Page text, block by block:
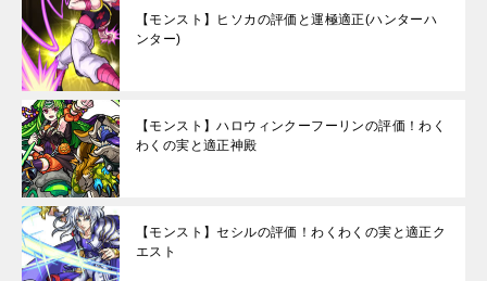
【モンスト】ヒソカの評価と運極適正(ハンターハ
ンター)
【モンスト】ハロウィンクーフーリンの評価！わく
わくの実と適正神殿
【モンスト】セシルの評価！わくわくの実と適正ク
エスト